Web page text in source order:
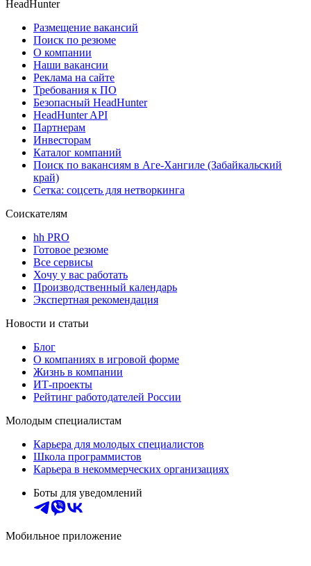
HeadHunter
Размещение вакансий
Поиск по резюме
О компании
Наши вакансии
Реклама на сайте
Требования к ПО
Безопасный HeadHunter
HeadHunter API
Партнерам
Инвесторам
Каталог компаний
Поиск по вакансиям в Аге-Хангиле (Забайкальский
край)
Сетка: соцсеть для нетворкинга
Соискателям
hh PRO
Готовое резюме
Все сервисы
Хочу у вас работать
Производственный календарь
Экспертная рекомендация
Новости и статьи
Блог
О компаниях в игровой форме
Жизнь в компании
ИТ-проекты
Рейтинг работодателей России
Молодым специалистам
Карьера для молодых специалистов
Школа программистов
Карьера в некоммерческих организациях
Боты для уведомлений
Мобильное приложение